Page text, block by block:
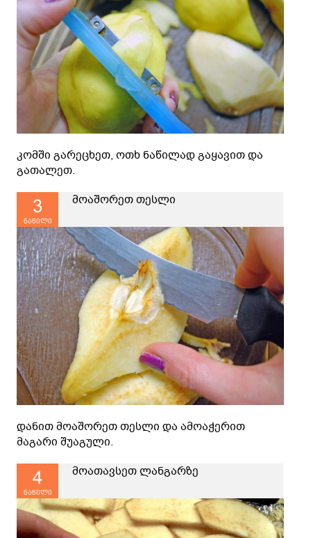
კომში გარეცხეთ, ოთხ ნაწილად გაყავით და
გათალეთ.
3
ნაწილი
მოაშორეთ თესლი
დანით მოაშორეთ თესლი და ამოაჭერით
მაგარი შუაგული.
4
ნაწილი
მოათავსეთ ლანგარზე